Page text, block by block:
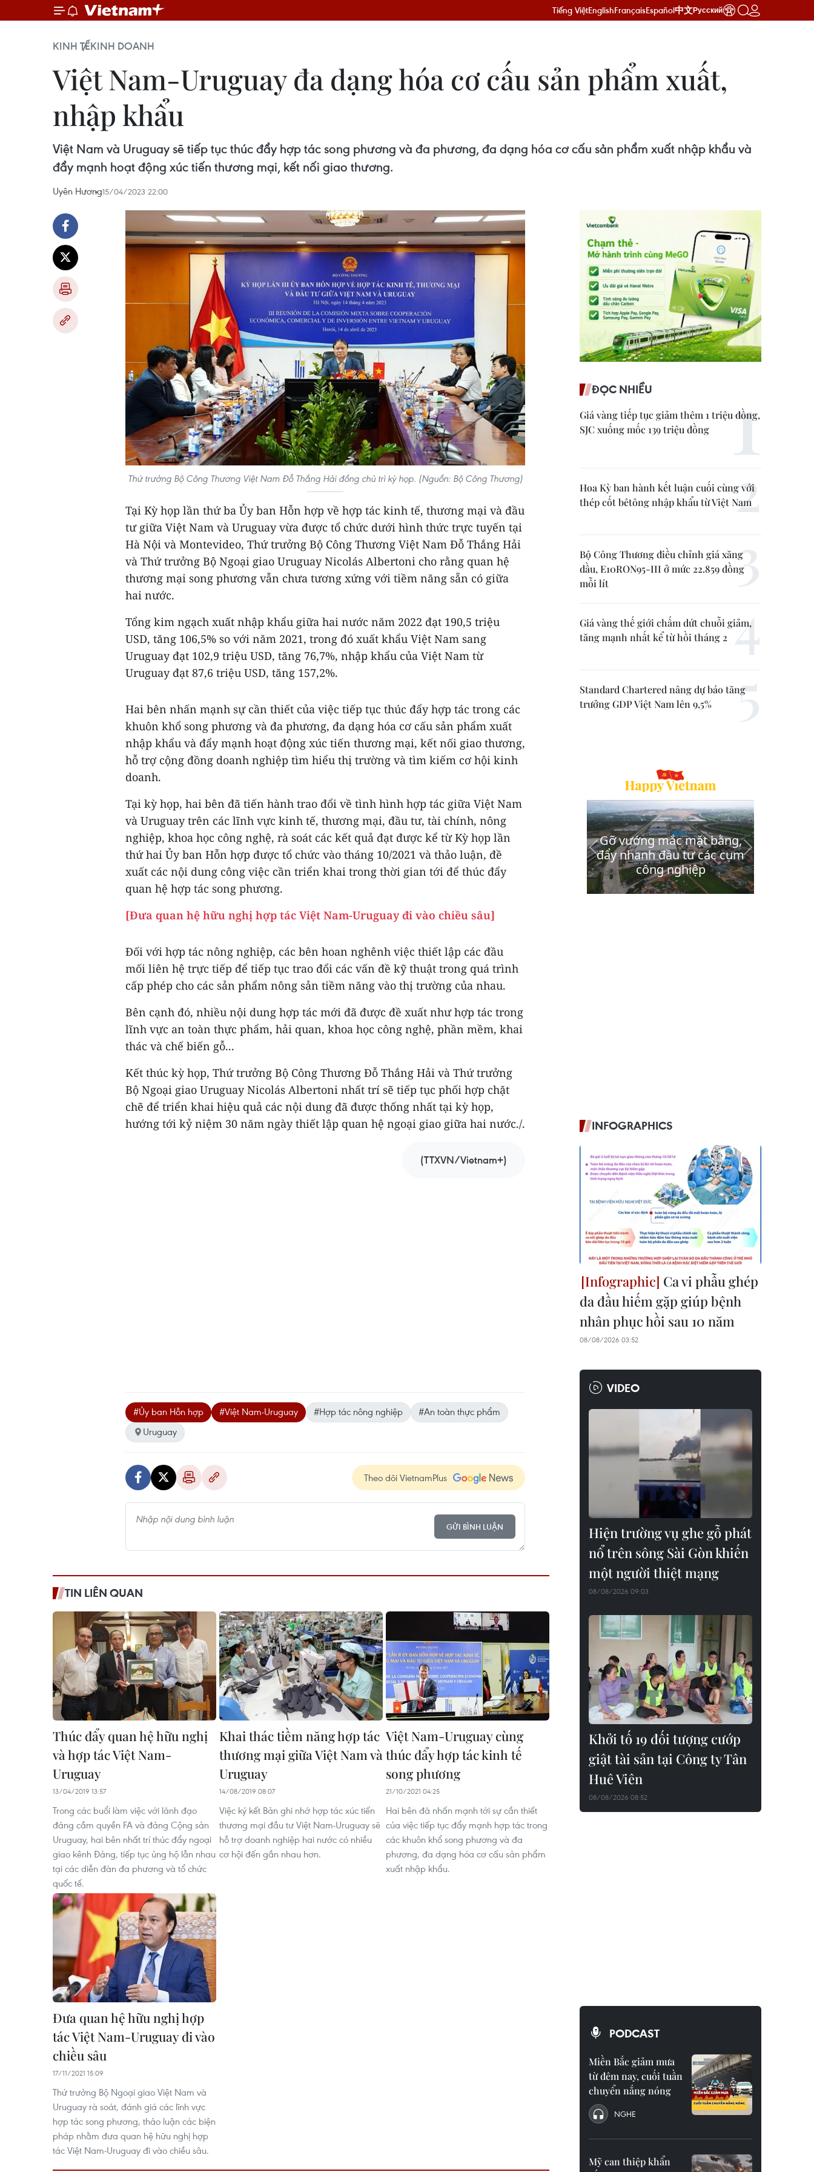
Tiếng ViệtEnglishFrançaisEspañol中文Русский
KINH TẾKINH DOANH
Việt Nam-Uruguay đa dạng hóa cơ cấu sản phẩm xuất,
nhập khẩu
Việt Nam và Uruguay sẽ tiếp tục thúc đẩy hợp tác song phương và đa phương, đa dạng hóa cơ cấu sản phẩm xuất nhập khẩu và
đẩy mạnh hoạt động xúc tiến thương mại, kết nối giao thương.
Uyên Hương15/04/2023 22:00
Thứ trưởng Bộ Công Thương Việt Nam Đỗ Thắng Hải đồng chủ trì kỳ họp. (Nguồn: Bộ Công Thương)
Tại Kỳ họp lần thứ ba Ủy ban Hỗn hợp về hợp tác kinh tế, thương mại và đầu
tư giữa Việt Nam và Uruguay vừa được tổ chức dưới hình thức trực tuyến tại
Hà Nội và Montevideo, Thứ trưởng Bộ Công Thương Việt Nam Đỗ Thắng Hải
và Thứ trưởng Bộ Ngoại giao Uruguay Nicolás Albertoni cho rằng quan hệ
thương mại song phương vẫn chưa tương xứng với tiềm năng sẵn có giữa
hai nước.
Tổng kim ngạch xuất nhập khẩu giữa hai nước năm 2022 đạt 190,5 triệu
USD, tăng 106,5% so với năm 2021, trong đó xuất khẩu Việt Nam sang
Uruguay đạt 102,9 triệu USD, tăng 76,7%, nhập khẩu của Việt Nam từ
Uruguay đạt 87,6 triệu USD, tăng 157,2%.
Hai bên nhấn mạnh sự cần thiết của việc tiếp tục thúc đẩy hợp tác trong các
khuôn khổ song phương và đa phương, đa dạng hóa cơ cấu sản phẩm xuất
nhập khẩu và đẩy mạnh hoạt động xúc tiến thương mại, kết nối giao thương,
hỗ trợ cộng đồng doanh nghiệp tìm hiểu thị trường và tìm kiếm cơ hội kinh
doanh.
Tại kỳ họp, hai bên đã tiến hành trao đổi về tình hình hợp tác giữa Việt Nam
và Uruguay trên các lĩnh vực kinh tế, thương mại, đầu tư, tài chính, nông
nghiệp, khoa học công nghệ, rà soát các kết quả đạt được kể từ Kỳ họp lần
thứ hai Ủy ban Hỗn hợp được tổ chức vào tháng 10/2021 và thảo luận, đề
xuất các nội dung công việc cần triển khai trong thời gian tới để thúc đẩy
quan hệ hợp tác song phương.
[Đưa quan hệ hữu nghị hợp tác Việt Nam-Uruguay đi vào chiều sâu]
Đối với hợp tác nông nghiệp, các bên hoan nghênh việc thiết lập các đầu
mối liên hệ trực tiếp để tiếp tục trao đổi các vấn đề kỹ thuật trong quá trình
cấp phép cho các sản phẩm nông sản tiềm năng vào thị trường của nhau.
Bên cạnh đó, nhiều nội dung hợp tác mới đã được đề xuất như hợp tác trong
lĩnh vực an toàn thực phẩm, hải quan, khoa học công nghệ, phần mềm, khai
thác và chế biến gỗ...
Kết thúc kỳ họp, Thứ trưởng Bộ Công Thương Đỗ Thắng Hải và Thứ trưởng
Bộ Ngoại giao Uruguay Nicolás Albertoni nhất trí sẽ tiếp tục phối hợp chặt
chẽ để triển khai hiệu quả các nội dung đã được thống nhất tại kỳ họp,
hướng tới kỷ niệm 30 năm ngày thiết lập quan hệ ngoại giao giữa hai nước./.
(TTXVN/Vietnam+)
#Ủy ban Hỗn hợp #Việt Nam-Uruguay #Hợp tác nông nghiệp
#An toàn thực phẩm
Uruguay
Theo dõi VietnamPlus
GỬI BÌNH LUẬN
TIN LIÊN QUAN
Thúc đẩy quan hệ hữu nghị
và hợp tác Việt Nam-
Uruguay
13/04/2019 13:57
Trong các buổi làm việc với lãnh đạo
đảng cầm quyền FA và đảng Cộng sản
Uruguay, hai bên nhất trí thúc đẩy ngoại
giao kênh Đảng, tiếp tục ủng hộ lẫn nhau
tại các diễn đàn đa phương và tổ chức
quốc tế.
Khai thác tiềm năng hợp tác
thương mại giữa Việt Nam và
Uruguay
14/08/2019 08:07
Việc ký kết Bản ghi nhớ hợp tác xúc tiến
thương mại đầu tư Việt Nam-Uruguay sẽ
hỗ trợ doanh nghiệp hai nước có nhiều
cơ hội đến gần nhau hơn.
Việt Nam-Uruguay cùng
thúc đẩy hợp tác kinh tế
song phương
21/10/2021 04:25
Hai bên đã nhấn mạnh tới sự cần thiết
của việc tiếp tục đẩy mạnh hợp tác trong
các khuôn khổ song phương và đa
phương, đa dạng hóa cơ cấu sản phẩm
xuất nhập khẩu.
Đưa quan hệ hữu nghị hợp
tác Việt Nam-Uruguay đi vào
chiều sâu
17/11/2021 15:09
Thứ trưởng Bộ Ngoại giao Việt Nam và
Uruguay rà soát, đánh giá các lĩnh vực
hợp tác song phương, thảo luận các biện
pháp nhằm đưa quan hệ hữu nghị hợp
tác Việt Nam-Uruguay đi vào chiều sâu.
ĐỌC NHIỀU
Giá vàng tiếp tục giảm thêm 1 triệu đồng,
SJC xuống mốc 139 triệu đồng
Hoa Kỳ ban hành kết luận cuối cùng với
thép cốt bêtông nhập khẩu từ Việt Nam
Bộ Công Thương điều chỉnh giá xăng
dầu, E10RON95-III ở mức 22.859 đồng
mỗi lít
Giá vàng thế giới chấm dứt chuỗi giảm,
tăng mạnh nhất kể từ hồi tháng 2
Standard Chartered nâng dự báo tăng
trưởng GDP Việt Nam lên 9,5%
INFOGRAPHICS
Ca vi phẫu ghép
da đầu hiếm gặp giúp bệnh
nhân phục hồi sau 10 năm
08/08/2026 03:52
VIDEO
Hiện trường vụ ghe gỗ phát
nổ trên sông Sài Gòn khiến
một người thiệt mạng
08/08/2026 09:03
Khởi tố 19 đối tượng cướp
giật tài sản tại Công ty Tân
Huê Viên
08/08/2026 08:52
PODCAST
Miền Bắc giảm mưa
từ đêm nay, cuối tuần
chuyển nắng nóng
NGHE
Mỹ can thiệp khẩn